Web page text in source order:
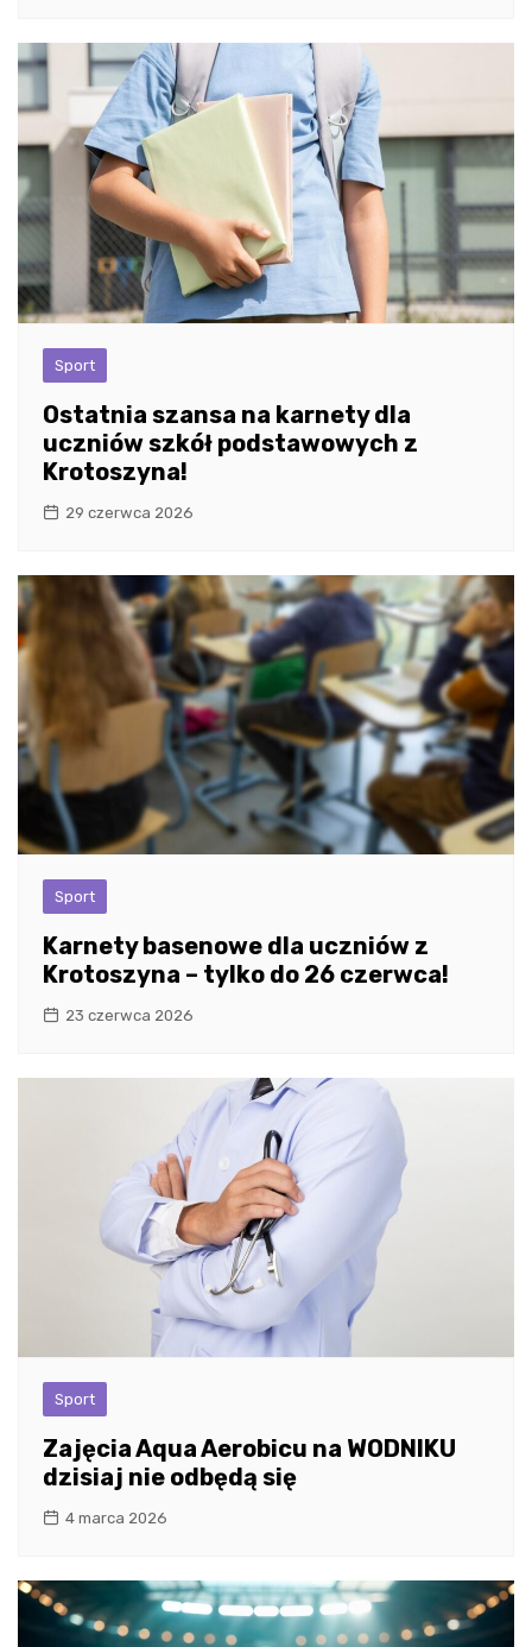
Sport
Ostatnia szansa na karnety dla
uczniów szkół podstawowych z
Krotoszyna!
29 czerwca 2026
Sport
Karnety basenowe dla uczniów z
Krotoszyna – tylko do 26 czerwca!
23 czerwca 2026
Sport
Zajęcia Aqua Aerobicu na WODNIKU
dzisiaj nie odbędą się
4 marca 2026